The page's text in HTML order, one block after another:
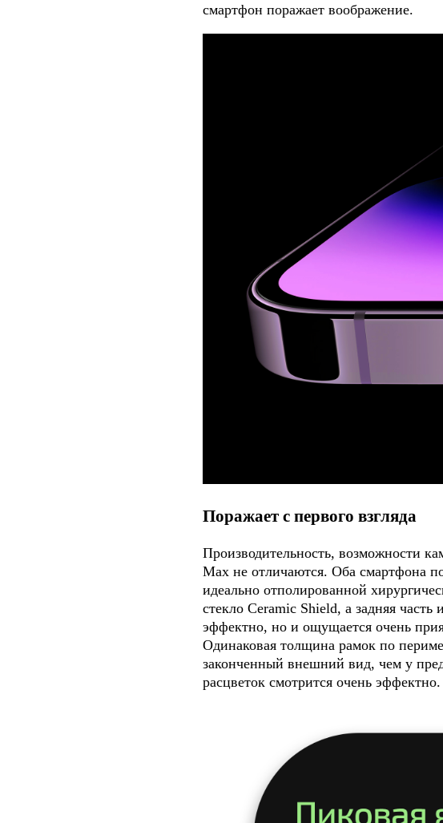
смартфон поражает воображение.
Поражает с первого взгляда
Производительность, возможности
Max не отличаются. Оба смартфона
идеально отполированной
стекло Ceramic Shield, а задняя часть
эффектно, но и ощущается очень
Одинаковая толщина рамок по
законченный внешний вид, чем у
расцветок смотрится очень эффектно.